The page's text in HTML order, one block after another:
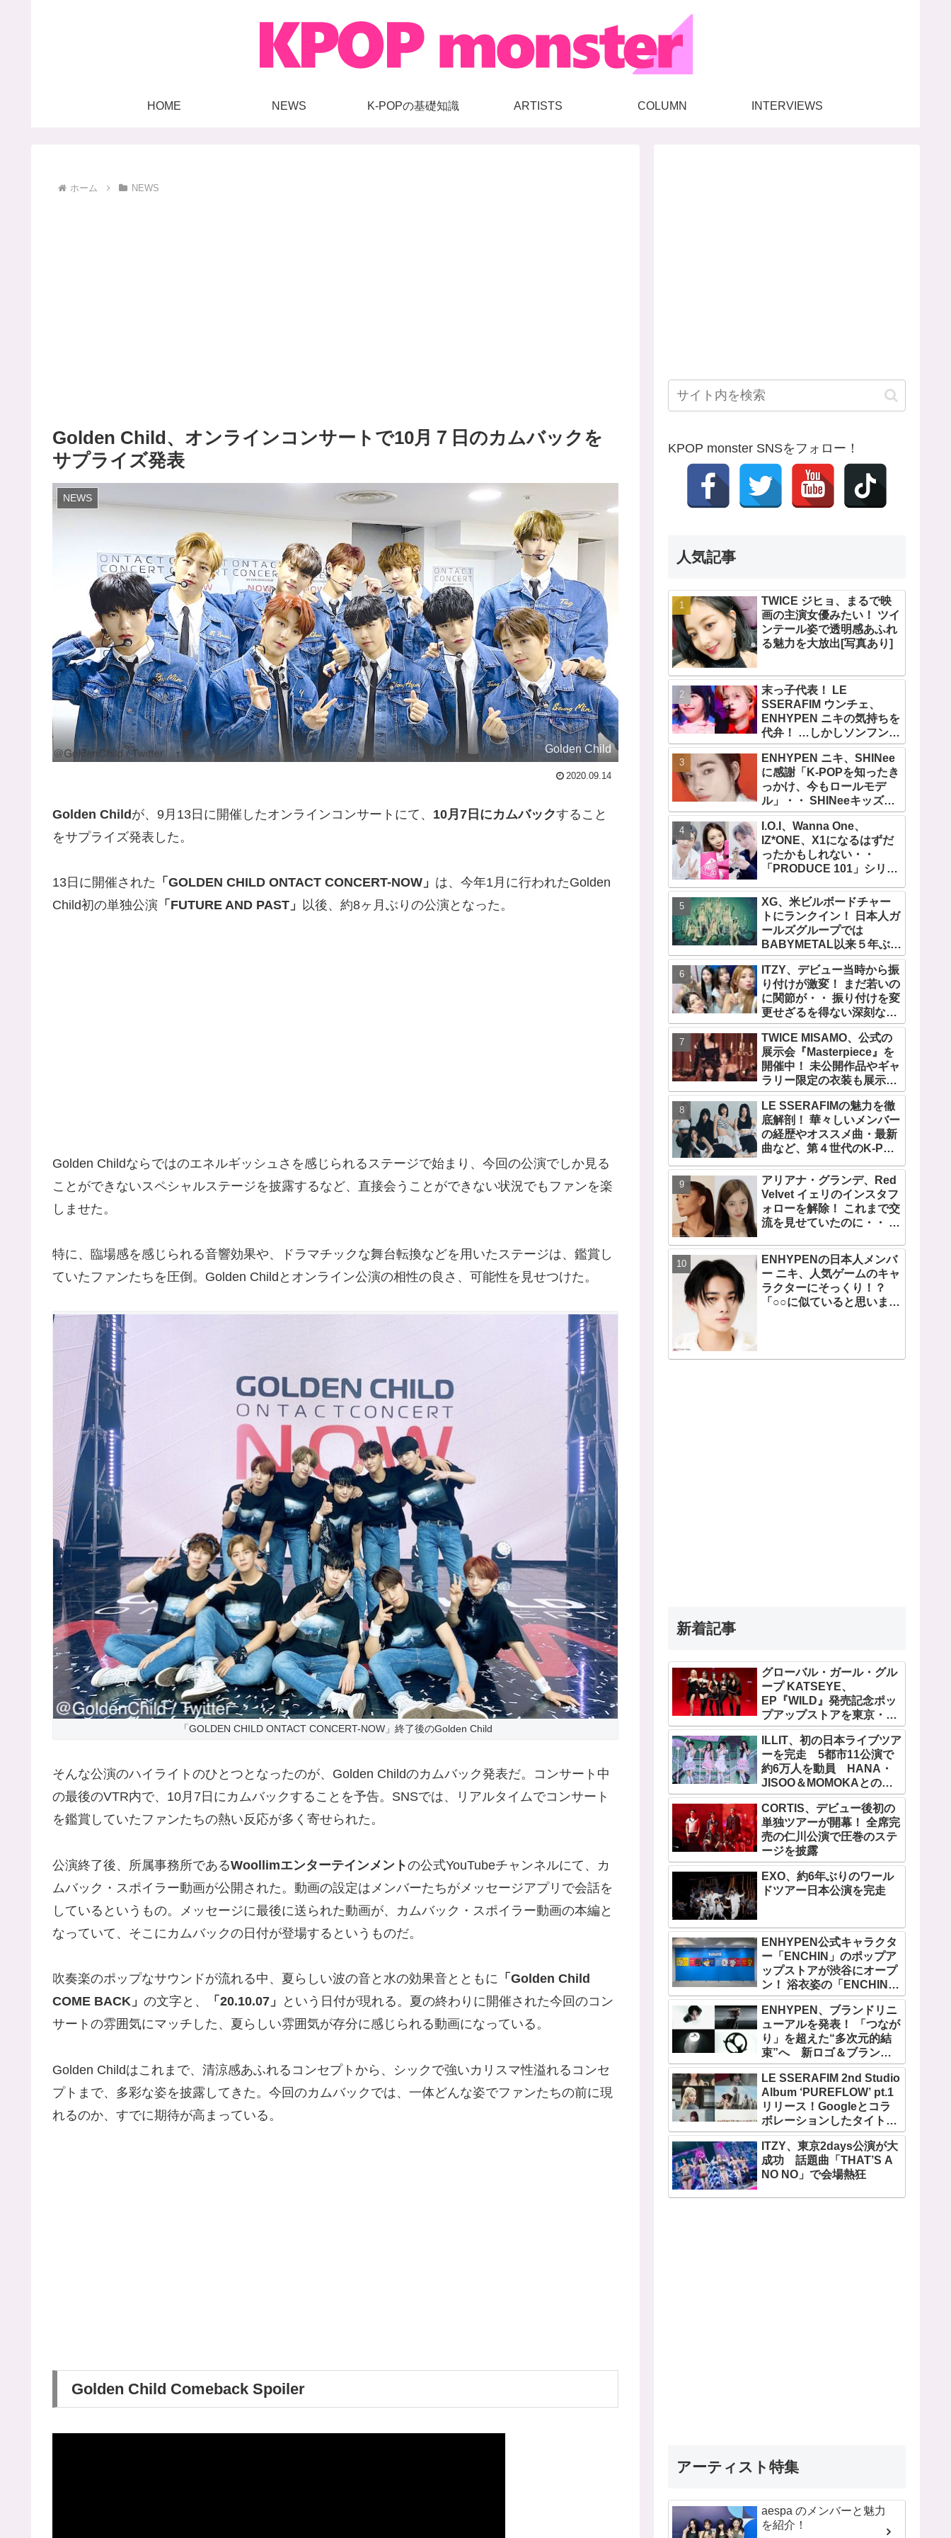
HOME NEWS K-POPの基礎知識 ARTISTS COLUMN INTERVIEWS
ホーム NEWS
Golden Child、オンラインコンサートで10月７日のカムバックを
サプライズ発表
NEWS
Golden Child
2020.09.14
Golden Childが、9月13日に開催したオンラインコンサートにて、 10月7日にカムバックすること
をサプライズ発表した。
13日に開催された 「GOLDEN CHILD ONTACT CONCERT-NOW」 は、今年1月に行われたGolden
Child初の単独公演 「FUTURE AND PAST」 以後、約8ヶ月ぶりの公演となった。
Golden Childならではのエネルギッシュさを感じられるステージで始まり、今回の公演でしか見る
ことができないスペシャルステージを披露するなど、直接会うことができない状況でもファンを楽
しませた。
特に、臨場感を感じられる音響効果や、ドラマチックな舞台転換などを用いたステージは、鑑賞し
ていたファンたちを圧倒。Golden Childとオンライン公演の相性の良さ、可能性を見せつけた。
「GOLDEN CHILD ONTACT CONCERT-NOW」終了後のGolden Child
そんな公演のハイライトのひとつとなったのが、Golden Childのカムバック発表だ。コンサート中
の最後のVTR内で、10月7日にカムバックすることを予告。SNSでは、リアルタイムでコンサート
を鑑賞していたファンたちの熱い反応が多く寄せられた。
公演終了後、所属事務所であるWoollimエンターテインメントの公式YouTubeチャンネルにて、カ
ムバック・スポイラー動画が公開された。動画の設定はメンバーたちがメッセージアプリで会話を
しているというもの。メッセージに最後に送られた動画が、カムバック・スポイラー動画の本編と
なっていて、そこにカムバックの日付が登場するというものだ。
吹奏楽のポップなサウンドが流れる中、夏らしい波の音と水の効果音とともに 「Golden Child
COME BACK」 の文字と、 「20.10.07」
という日付が現れる。夏の終わりに開催された今回のコン
サートの雰囲気にマッチした、夏らしい雰囲気が存分に感じられる動画になっている。
Golden Childはこれまで、清涼感あふれるコンセプトから、シックで強いカリスマ性溢れるコンセ
プトまで、多彩な姿を披露してきた。今回のカムバックでは、一体どんな姿でファンたちの前に現
れるのか、すでに期待が高まっている。
Golden Child Comeback Spoiler
KPOP monster SNSをフォロー！
人気記事
TWICE ジヒョ、まるで映
画の主演女優みたい！ ツイ
ンテール姿で透明感あふれ
る魅力を大放出[写真あり]
末っ子代表！ LE
SSERAFIM ウンチェ、
ENHYPEN ニキの気持ちを
代弁！ …しかしソンフンは
全否定「うちの末っ子は違
います」・・ かわいすぎる
２人の会話に爆笑
ENHYPEN ニキ、SHINee
に感謝「K-POPを知ったき
っかけ、今もロールモデ
ル」・・ SHINeeキッズと
しての経験を経て６年ぶり
に東京ドームに帰還した感
想は？
I.O.I、Wanna One、
IZ*ONE、X1になるはずだ
ったかもしれない・・
「PRODUCE 101」シリー
せられた練習生12人の氏名
が公表
XG、米ビルボードチャー
トにランクイン！ 日本人ガ
ールズグループでは
BABYMETAL以来５年ぶり
の快挙！ XGのグローバル
人気が止まらない…「コー
チェラ2025」にも日本人唯
一の出演
ITZY、デビュー当時から振
り付けが激変！ まだ若いの
に関節が・・ 振り付けを変
更せざるを得ない深刻な問
題とは
TWICE MISAMO、公式の
展示会『Masterpiece』を
開催中！ 未公開作品やギャ
ラリー限定の衣装も展示！
まさに最高傑作な世界に
LE SSERAFIMの魅力を徹
底解剖！ 華々しいメンバー
の経歴やオススメ曲・最新
曲など、第４世代のK-POP
する彼女たちのスゴさと
は？
アリアナ・グランデ、Red
Velvet イェリのインスタフ
ォローを解除！ これまで交
流を見せていたのに・・ 一
由を推測
ENHYPENの日本人メンバ
ー ニキ、人気ゲームのキャ
ラクターにそっくり！？
「○○に似ていると思いま
「客観的な視点で自分を見
新着記事
グローバル・ガール・グル
ープ KATSEYE、
EP『WILD』発売記念ポッ
プアップストアを東京・原
宿で開催 限定グッズも登
場ILLIT、初の日本ライブツア
ーを完走 5都市11公演で
約6万人を動員 HANA・
JISOO＆MOMOKAとのス
ペシャルコラボも実現
CORTIS、デビュー後初の
単独ツアーが開幕！ 全席完
売の仁川公演で圧巻のステ
ージを披露
EXO、約6年ぶりのワール
ドツアー日本公演を完走
ENHYPEN公式キャラクタ
ー「ENCHIN」のポップア
ップストアが渋谷にオープ
ン！ 浴衣姿の「ENCHIN」
が登場
ENHYPEN、ブランドリニ
ューアルを発表！ 「つなが
り」を超えた“多次元的結
束”へ 新ロゴ＆ブランド
フィルム公開
LE SSERAFIM 2nd Studio
Album ‘PUREFLOW’ pt.1
リリース！Googleとコラ
ボレーションしたタイトル
曲「BOOMPALA」MVも公
開
ITZY、東京2days公演が大
成功 話題曲「THAT’S A
NO NO」で会場熱狂
アーティスト特集
aespa のメンバーと魅力
を紹介！